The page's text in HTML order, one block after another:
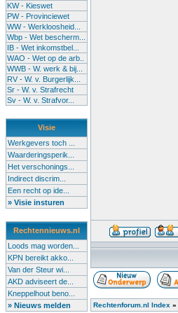
KW - Kieswet
PW - Provinciewet
WW - Werkloosheid...
Wbp - Wet bescherm...
IB - Wet inkomstbel...
WAO - Wet op de arb..
WWB - W. werk & bij...
RV - W. v. Burgerlijk...
Sr - W. v. Strafrecht
Sv - W. v. Strafvor...
Visie
Werkgevers toch ...
Waarderingsperik...
Het verschonings...
Indirect discrim...
Een recht op ide...
» Visie insturen
Rechtennieuws.nl
Loods mag worden...
KPN bereikt akko...
Van der Steur wi...
AKD adviseert de...
Kneppelhout beno...
» Nieuws melden
Rechtenforum.nl Index »